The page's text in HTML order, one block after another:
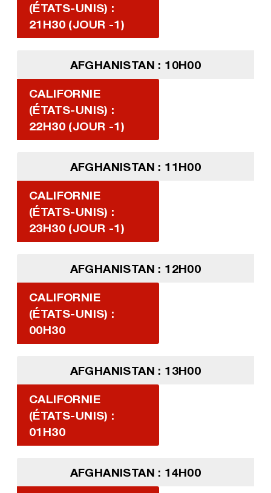
(ÉTATS-UNIS) :
21H30 (JOUR -1)
AFGHANISTAN : 10H00
CALIFORNIE
(ÉTATS-UNIS) :
22H30 (JOUR -1)
AFGHANISTAN : 11H00
CALIFORNIE
(ÉTATS-UNIS) :
23H30 (JOUR -1)
AFGHANISTAN : 12H00
CALIFORNIE
(ÉTATS-UNIS) :
00H30
AFGHANISTAN : 13H00
CALIFORNIE
(ÉTATS-UNIS) :
01H30
AFGHANISTAN : 14H00